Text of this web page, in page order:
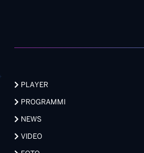
PLAYER
PROGRAMMI
NEWS
VIDEO